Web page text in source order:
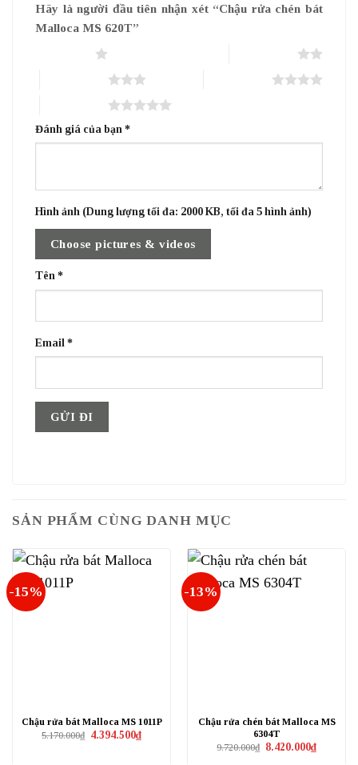
Hãy là người đầu tiên nhận xét “Chậu rửa chén bát
Malloca MS 620T”
Đánh giá của bạn *
Hình ảnh (Dung lượng tối đa: 2000 KB, tối đa 5 hình ảnh)
Choose pictures & videos
Tên *
Email *
SẢN PHẨM CÙNG DANH MỤC
-15%
Chậu rửa bát Malloca MS 1011P
5.170.000₫ Giá
4.394.500₫Giá
hiện
-13%
Chậu rửa chén bát Malloca MS
6304T
9.720.000₫ Giá
8.420.000₫Giá
hiện